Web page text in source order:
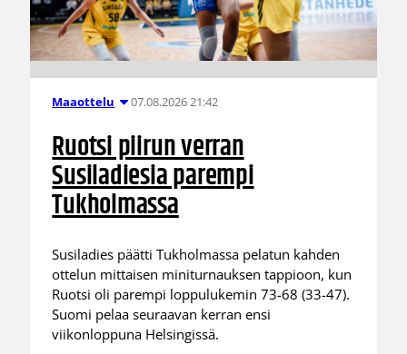
Maaottelu 07.08.2026 21:42
Ruotsi piirun verran
Susiladiesia parempi
Tukholmassa
Susiladies päätti Tukholmassa pelatun kahden
ottelun mittaisen miniturnauksen tappioon, kun
Ruotsi oli parempi loppulukemin 73-68 (33-47).
Suomi pelaa seuraavan kerran ensi
viikonloppuna Helsingissä.